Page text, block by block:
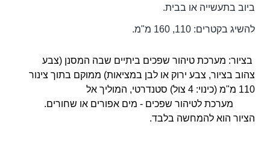
ביוב בתעשייה או בבית.
להשיג בקטרים: 110, 160 מ"מ.
בציור: מערכת טיהור שפכים ביתיים שבה המסנן (צבע
צהוב בציור, צבע ירוק או לבן במציאות) ממוקם בתוך צינור
110 מ"מ (כינוי: 4 צול) סטנדרטי, המוליך אל
מערכת לטיהור שפכים - מים אפורים או שחורים.
הציור הוא להמחשה בלבד.